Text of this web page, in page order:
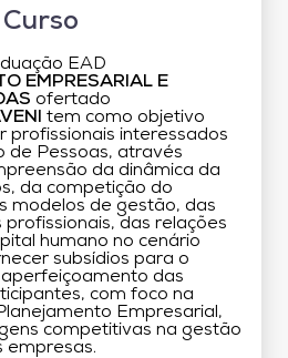
EAD
EMPRESARIAL E
ofertado
tem como objetivo
profissionais interessados
de Pessoas, através
da dinâmica da
da competição do
modelos de gestão, das
profissionais, das relações
humano no cenário
subsídios para o
das
com foco na
Empresarial,
competitivas na gestão
empresas.